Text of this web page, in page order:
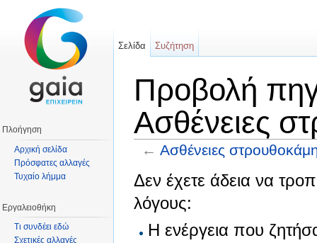
Προβολή
Ασθένειες
← Ασθένειες
Δεν έχετε άδεια να
λόγους:
Η ενέργεια που
Σελίδα Συζήτηση
Πλοήγηση
Αρχική σελίδα
Πρόσφατες αλλαγές
Τυχαίο λήμμα
Εργαλειοθήκη
Τι συνδέει εδώ
Σχετικές αλλαγές